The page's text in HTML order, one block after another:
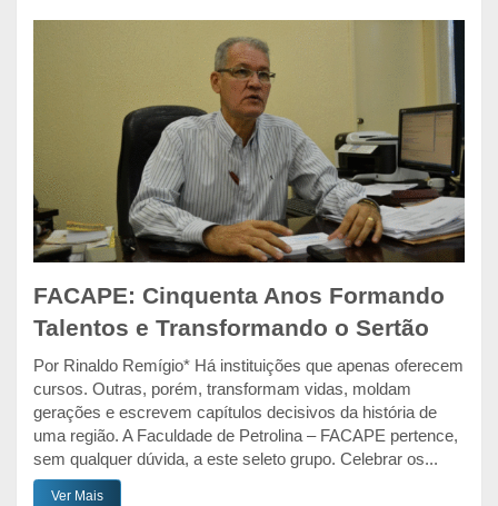
FACAPE: Cinquenta Anos Formando
Talentos e Transformando o Sertão
Por Rinaldo Remígio* Há instituições que apenas oferecem
cursos. Outras, porém, transformam vidas, moldam
gerações e escrevem capítulos decisivos da história de
uma região. A Faculdade de Petrolina – FACAPE pertence,
sem qualquer dúvida, a este seleto grupo. Celebrar os...
Ver Mais